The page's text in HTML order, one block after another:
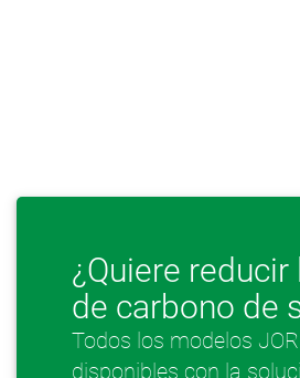
¿Quiere reducir
de carbono de
Todos los modelos
disponibles con la